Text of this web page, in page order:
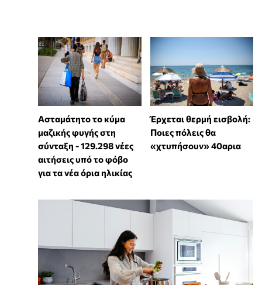
Ασταμάτητο το κύμα
μαζικής φυγής στη
σύνταξη - 129.298 νέες
αιτήσεις υπό το φόβο
για τα νέα όρια ηλικίας
Έρχεται θερμή εισβολή:
Ποιες πόλεις θα
«χτυπήσουν» 40αρια